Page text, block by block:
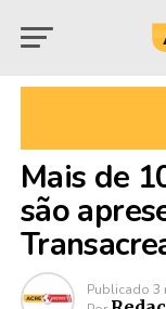
Mais de
são
Publicado 3